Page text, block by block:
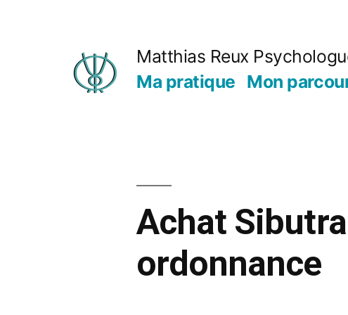
Matthias Reux
Ma pratique Mon
Achat
ordonnance